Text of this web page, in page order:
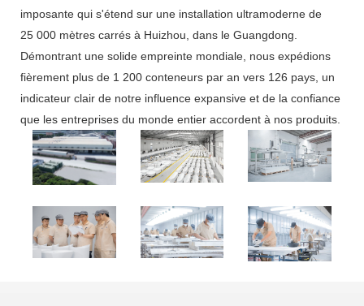
imposante qui s'étend sur une installation ultramoderne de
25 000 mètres carrés à Huizhou, dans le Guangdong.
Démontrant une solide empreinte mondiale, nous expédions
fièrement plus de 1 200 conteneurs par an vers 126 pays, un
indicateur clair de notre influence expansive et de la confiance
que les entreprises du monde entier accordent à nos produits.